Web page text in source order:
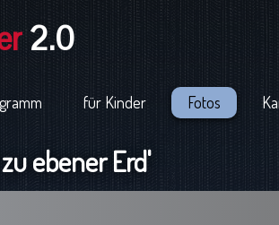
2.0
für Kinder Fotos
ebener Erd'